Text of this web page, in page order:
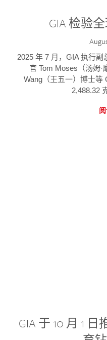
GIA 检验
2025 年 7 月，GIA 执行
官 Tom Moses（汤姆
Wang（王五一）博士等
2,488.32
GIA 于 10 月 1